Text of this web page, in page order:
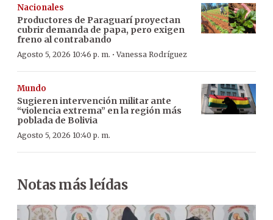
Nacionales
Productores de Paraguarí proyectan
cubrir demanda de papa, pero exigen
freno al contrabando
Agosto 5, 2026 10:46 p. m. ·Vanessa Rodríguez
Mundo
Sugieren intervención militar ante
“violencia extrema” en la región más
poblada de Bolivia
Agosto 5, 2026 10:40 p. m.
Notas más leídas